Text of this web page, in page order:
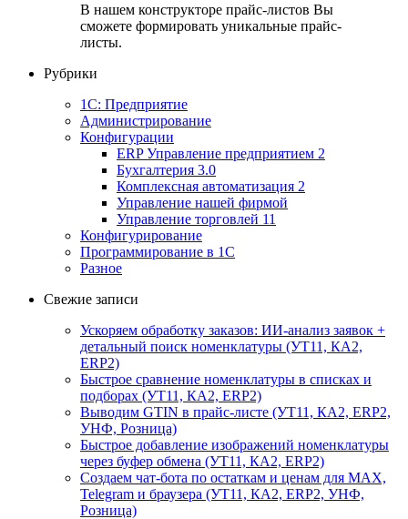
В нашем конструкторе прайс-листов Вы
сможете формировать уникальные прайс-
листы.
Рубрики
1С: Предприятие
Администрирование
Конфигурации
ERP Управление предприятием 2
Бухгалтерия 3.0
Комплексная автоматизация 2
Управление нашей фирмой
Управление торговлей 11
Конфигурирование
Программирование в 1С
Разное
Свежие записи
Ускоряем обработку заказов: ИИ-анализ заявок +
детальный поиск номенклатуры (УТ11, КА2,
ERP2)
Быстрое сравнение номенклатуры в списках и
подборах (УТ11, КА2, ERP2)
Выводим GTIN в прайс-листе (УТ11, КА2, ERP2,
УНФ, Розница)
Быстрое добавление изображений номенклатуры
через буфер обмена (УТ11, КА2, ERP2)
Создаем чат-бота по остаткам и ценам для MAX,
Telegram и браузера (УТ11, КА2, ERP2, УНФ,
Розница)